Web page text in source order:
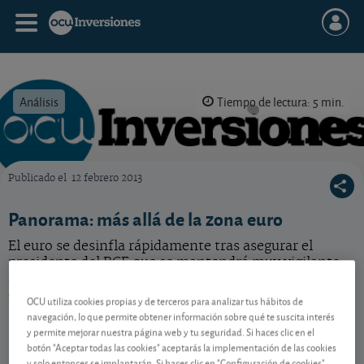
Análisis Tiempo de lectura: 5 min.
Publicado el 12 febrero 2013
Panorama: más allá de la zona euro
El euro se desinfla rápidamente tras asegurar el
presidente del BCE que se mantendrá muy vigilante
cambio de la divisa no es competencia del banco.
Contenido reservado a SOCIOS
OCU utiliza cookies propias y de terceros para analizar tus hábitos de
navegación, lo que permite obtener información sobre qué te suscita interés
y permite mejorar nuestra página web y tu seguridad. Si haces clic en el
botón "Aceptar todas las cookies" aceptarás la implementación de las cookies